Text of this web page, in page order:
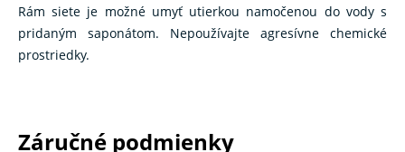
Rám siete je možné umyť utierkou namočenou do vody s
pridaným saponátom. Nepoužívajte agresívne chemické
prostriedky.
Záručné podmienky